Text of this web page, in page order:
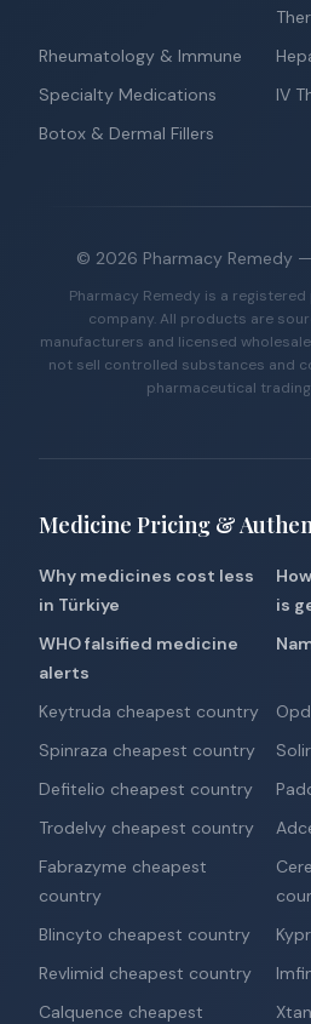
Rheumatology & Immune
Specialty Medications
IV
Botox & Dermal Fillers
© 2026 Pharmacy Remedy
Pharmacy Remedy is a
company. All products are
manufacturers and licensed
not sell controlled substances and
pharmaceutical
Medicine Pricing &
Why medicines cost less
in Türkiye
is
WHO falsified medicine
alerts
Keytruda cheapest country
Spinraza cheapest country
Defitelio cheapest country
Trodelvy cheapest country
Fabrazyme cheapest
country
Blincyto cheapest country
Revlimid cheapest country
Calquence cheapest